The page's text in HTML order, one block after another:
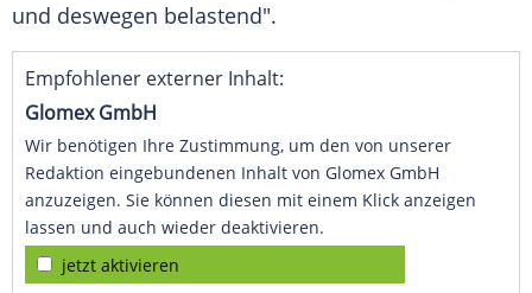
und deswegen belastend".
Empfohlener externer Inhalt:
Glomex GmbH
Wir benötigen Ihre Zustimmung, um den von unserer
Redaktion eingebundenen Inhalt von Glomex GmbH
anzuzeigen. Sie können diesen mit einem Klick anzeigen
lassen und auch wieder deaktivieren.
jetzt aktivieren